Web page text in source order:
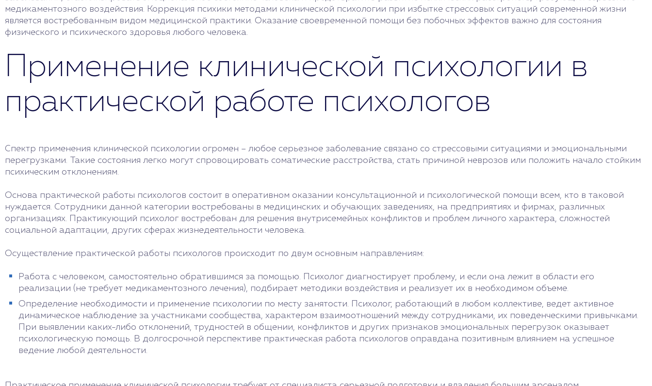
медикаментозного воздействия. Коррекция психики методами клинической психологии при избытке стрессовых ситуаций современной жизни
является востребованным видом медицинской практики. Оказание своевременной помощи без побочных эффектов важно для состояния
физического и психического здоровья любого человека.
Применение клинической психологии в
практической работе психологов
Спектр применения клинической психологии огромен – любое серьезное заболевание связано со стрессовыми ситуациями и эмоциональными
перегрузками. Такие состояния легко могут спровоцировать соматические расстройства, стать причиной неврозов или положить начало стойким
психическим отклонениям.
Основа практической работы психологов состоит в оперативном оказании консультационной и психологической помощи всем, кто в таковой
нуждается. Сотрудники данной категории востребованы в медицинских и обучающих заведениях, на предприятиях и фирмах, различных
организациях. Практикующий психолог востребован для решения внутрисемейных конфликтов и проблем личного характера, сложностей
социальной адаптации, других сферах жизнедеятельности человека.
Осуществление практической работы психологов происходит по двум основным направлениям:
Работа с человеком, самостоятельно обратившимся за помощью. Психолог диагностирует проблему, и если она лежит в области его
реализации (не требует медикаментозного лечения), подбирает методики воздействия и реализует их в необходимом объеме.
Определение необходимости и применение психологии по месту занятости. Психолог, работающий в любом коллективе, ведет активное
динамическое наблюдение за участниками сообщества, характером взаимоотношений между сотрудниками, их поведенческими привычками.
При выявлении каких-либо отклонений, трудностей в общении, конфликтов и других признаков эмоциональных перегрузок оказывает
психологическую помощь. В долгосрочной перспективе практическая работа психологов оправдана позитивным влиянием на успешное
ведение любой деятельности.